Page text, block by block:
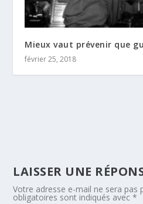
Mieux vaut prévenir que
février 25, 2018
LAISSER UNE
Votre adresse e-mail ne sera pas
obligatoires sont indiqués avec*